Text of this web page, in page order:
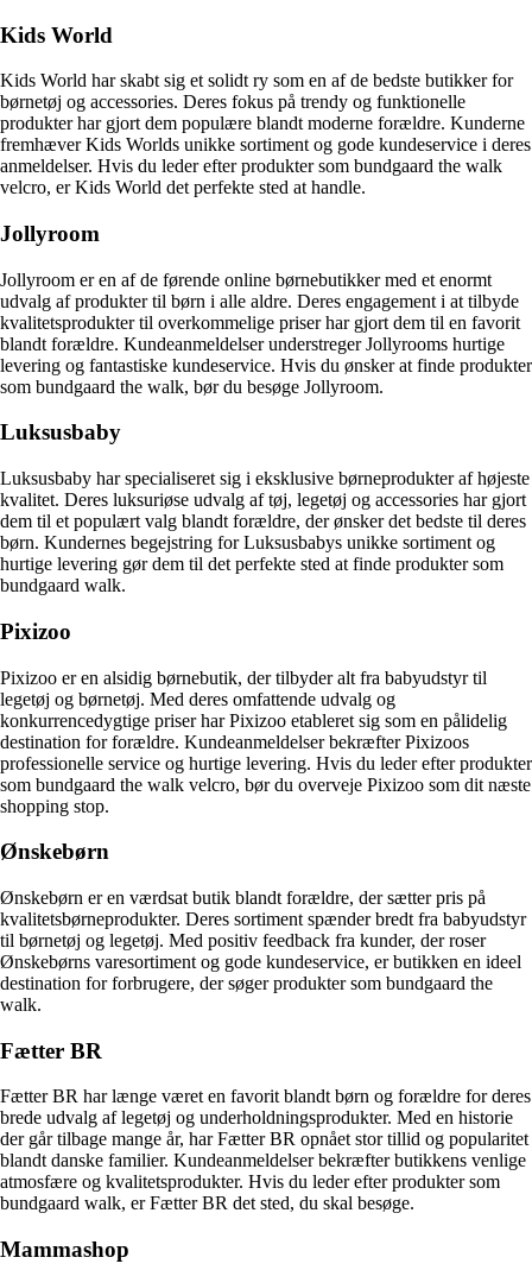
Kids World
Kids World har skabt sig et solidt ry som en af de bedste butikker for
børnetøj og accessories. Deres fokus på trendy og funktionelle
produkter har gjort dem populære blandt moderne forældre. Kunderne
fremhæver Kids Worlds unikke sortiment og gode kundeservice i deres
anmeldelser. Hvis du leder efter produkter som bundgaard the walk
velcro, er Kids World det perfekte sted at handle.
Jollyroom
Jollyroom er en af de førende online børnebutikker med et enormt
udvalg af produkter til børn i alle aldre. Deres engagement i at tilbyde
kvalitetsprodukter til overkommelige priser har gjort dem til en favorit
blandt forældre. Kundeanmeldelser understreger Jollyrooms hurtige
levering og fantastiske kundeservice. Hvis du ønsker at finde produkter
som bundgaard the walk, bør du besøge Jollyroom.
Luksusbaby
Luksusbaby har specialiseret sig i eksklusive børneprodukter af højeste
kvalitet. Deres luksuriøse udvalg af tøj, legetøj og accessories har gjort
dem til et populært valg blandt forældre, der ønsker det bedste til deres
børn. Kundernes begejstring for Luksusbabys unikke sortiment og
hurtige levering gør dem til det perfekte sted at finde produkter som
bundgaard walk.
Pixizoo
Pixizoo er en alsidig børnebutik, der tilbyder alt fra babyudstyr til
legetøj og børnetøj. Med deres omfattende udvalg og
konkurrencedygtige priser har Pixizoo etableret sig som en pålidelig
destination for forældre. Kundeanmeldelser bekræfter Pixizoos
professionelle service og hurtige levering. Hvis du leder efter produkter
som bundgaard the walk velcro, bør du overveje Pixizoo som dit næste
shopping stop.
Ønskebørn
Ønskebørn er en værdsat butik blandt forældre, der sætter pris på
kvalitetsbørneprodukter. Deres sortiment spænder bredt fra babyudstyr
til børnetøj og legetøj. Med positiv feedback fra kunder, der roser
Ønskebørns varesortiment og gode kundeservice, er butikken en ideel
destination for forbrugere, der søger produkter som bundgaard the
walk.
Fætter BR
Fætter BR har længe været en favorit blandt børn og forældre for deres
brede udvalg af legetøj og underholdningsprodukter. Med en historie
der går tilbage mange år, har Fætter BR opnået stor tillid og popularitet
blandt danske familier. Kundeanmeldelser bekræfter butikkens venlige
atmosfære og kvalitetsprodukter. Hvis du leder efter produkter som
bundgaard walk, er Fætter BR det sted, du skal besøge.
Mammashop